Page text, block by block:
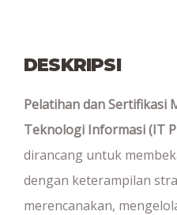
DESKRIPSI
Pelatihan dan Sertifikasi
Teknologi Informasi (IT
dirancang untuk
dengan keterampilan
merencanakan,